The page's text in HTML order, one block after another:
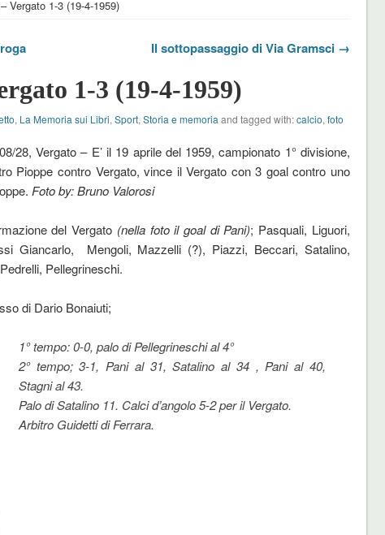
Vergato 1-3 (19-4-1959)
Il sottopassaggio di Via Gramsci →
1-3 (19-4-1959)
, La Memoria sui Libri, Sport, Storia e memoria and tagged with:calcio, foto
28, Vergato – E’ il 19 aprile del 1959, campionato 1° divisione,
Pioppe contro Vergato, vince il Vergato con 3 goal contro uno
Foto by: Bruno Valorosi
del Vergato (nella foto il goal di Pani); Pasquali, Liguori,
Giancarlo, Mengoli, Mazzelli (?), Piazzi, Beccari, Satalino,
Pellegrineschi.
di Dario Bonaiuti;
1° tempo: 0-0, palo di Pellegrineschi al 4°
2° tempo; 3-1, Pani al 31, Satalino al 34 , Pani al 40,
Stagni al 43.
Palo di Satalino 11. Calci d’angolo 5-2 per il Vergato.
Arbitro Guidetti di Ferrara.